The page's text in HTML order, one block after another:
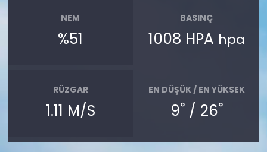
NEM
%51
BASINÇ
1008 HPA hpa
RÜZGAR
1.11 M/S
EN DÜŞÜK / EN YÜKSEK
9°/ 26°